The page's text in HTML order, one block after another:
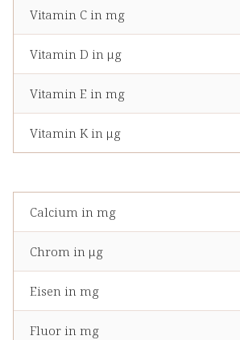
Vitamin C in mg
Vitamin D in μg
Vitamin E in mg
Vitamin K in μg
Calcium in mg
Chrom in μg
Eisen in mg
Fluor in mg